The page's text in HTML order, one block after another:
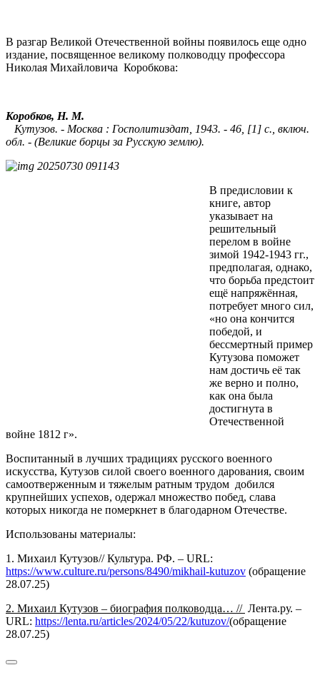
В разгар Великой Отечественной войны появилось еще одно
издание, посвященное великому полководцу профессора
Николая Михайловича Коробкова:
Коробков, Н. М.
Кутузов. - Москва : Госполитиздат, 1943. - 46, [1] с., включ.
обл. - (Великие борцы за Русскую землю).
В предисловии к
книге, автор
указывает на
решительный
перелом в войне
зимой 1942-1943 гг.,
предполагая, однако,
что борьба предстоит
ещё напряжённая,
потребует много сил,
«но она кончится
победой, и
бессмертный пример
Кутузова поможет
нам достичь её так
же верно и полно,
как она была
достигнута в
Отечественной
войне 1812 г».
Воспитанный в лучших традициях русского военного
искусства, Кутузов силой своего военного дарования, своим
самоотверженным и тяжелым ратным трудом добился
крупнейших успехов, одержал множество побед, слава
которых никогда не померкнет в благодарном Отечестве.
Использованы материалы:
1. Михаил Кутузов// Культура. РФ. – URL:
https://www.culture.ru/persons/8490/mikhail-kutuzov (обращение
28.07.25)
2. Михаил Кутузов – биография полководца… // Лента.ру. –
URL: https://lenta.ru/articles/2024/05/22/kutuzov/(обращение
28.07.25)